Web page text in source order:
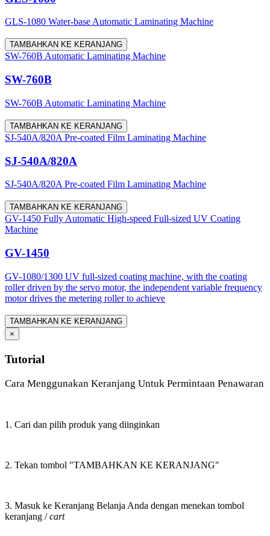
GLS-1080 Water-base Automatic Laminating Machine
TAMBAHKAN KE KERANJANG
SW-760B Automatic Laminating Machine
SW-760B
SW-760B Automatic Laminating Machine
TAMBAHKAN KE KERANJANG
SJ-540A/820A Pre-coated Film Laminating Machine
SJ-540A/820A
SJ-540A/820A Pre-coated Film Laminating Machine
TAMBAHKAN KE KERANJANG
GV-1450 Fully Automatic High-speed Full-sized UV Coating
Machine
GV-1450
GV-1080/1300 UV full-sized coating machine, with the coating
roller driven by the servo motor, the independent variable frequency
motor drives the metering roller to achieve
TAMBAHKAN KE KERANJANG
×
Tutorial
Cara Menggunakan Keranjang Untuk Permintaan Penawaran
1. Cari dan pilih produk yang diinginkan
2. Tekan tombol "TAMBAHKAN KE KERANJANG"
3. Masuk ke Keranjang Belanja Anda dengan menekan tombol
keranjang /cart